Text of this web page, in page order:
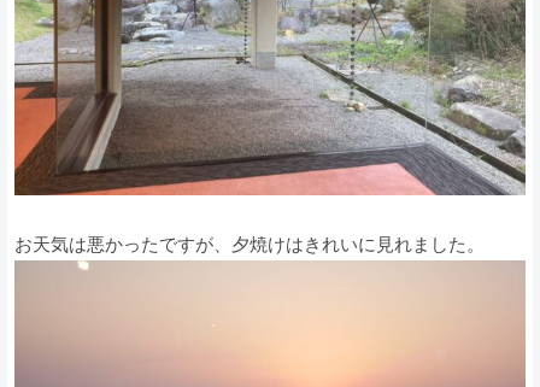
お天気は悪かったですが、夕焼けはきれいに見れました。